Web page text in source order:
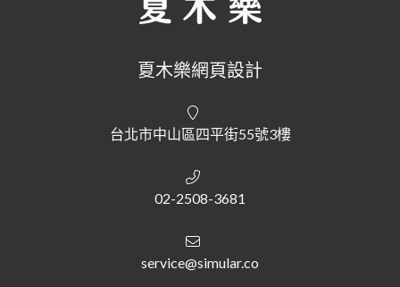
夏木樂網頁設計
台北市中山區四平街55號3樓
02-2508-3681
service@simular.co